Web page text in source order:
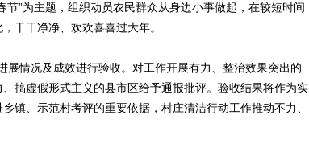
节”为主题，组织动员农民群众从身边小事做起，在较短时间
干干净净、欢欢喜喜过大年。
情况及成效进行验收。对工作开展有力、整治效果突出的
搞虚假形式主义的县市区给予通报批评。验收结果将作为实
镇、示范村考评的重要依据，村庄清洁行动工作推动不力、